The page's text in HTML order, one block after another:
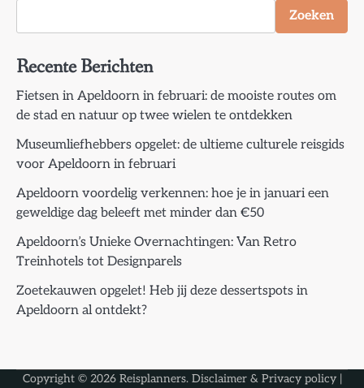
Zoeken
Recente Berichten
Fietsen in Apeldoorn in februari: de mooiste routes om
de stad en natuur op twee wielen te ontdekken
Museumliefhebbers opgelet: de ultieme culturele reisgids
voor Apeldoorn in februari
Apeldoorn voordelig verkennen: hoe je in januari een
geweldige dag beleeft met minder dan €50
Apeldoorn’s Unieke Overnachtingen: Van Retro
Treinhotels tot Designparels
Zoetekauwen opgelet! Heb jij deze dessertspots in
Apeldoorn al ontdekt?
Copyright © 2026 Reisplanners. Disclaimer & Privacy policy|